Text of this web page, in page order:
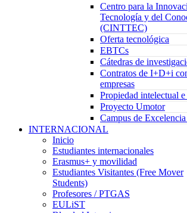
Centro para la
Tecnología y del
(CINTTEC)
Oferta tecnológica
EBTCs
Cátedras de
Contratos de I+D+i
empresas
Propiedad intelectual
Proyecto Umotor
Campus de
INTERNACIONAL
Inicio
Estudiantes internacionales
Erasmus+ y movilidad
Estudiantes Visitantes (Free Mover
Students)
Profesores / PTGAS
EULiST